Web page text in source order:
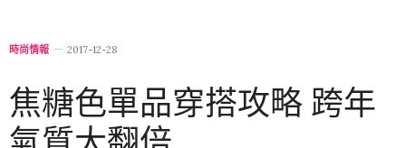
時尚情報 2017-12-28
焦糖色單品穿搭攻略 跨年